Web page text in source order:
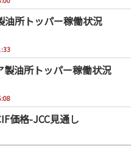
油所トッパー稼働状況
製油所トッパー稼働状況
価格-JCC見通し